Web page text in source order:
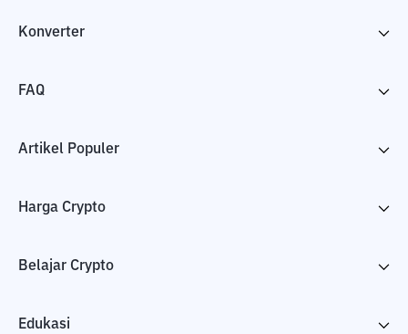
Konverter
FAQ
Artikel Populer
Harga Crypto
Belajar Crypto
Edukasi